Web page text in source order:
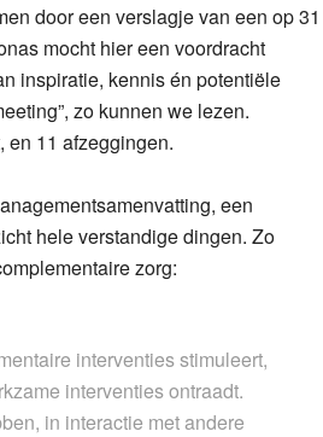
door een verslagje van een op 31
mocht hier een voordracht
inspiratie, kennis én potentiële
zo kunnen we lezen.
en 11 afzeggingen.
een
hele verstandige dingen. Zo
zorg:
interventies stimuleert,
interventies ontraadt.
in interactie met andere